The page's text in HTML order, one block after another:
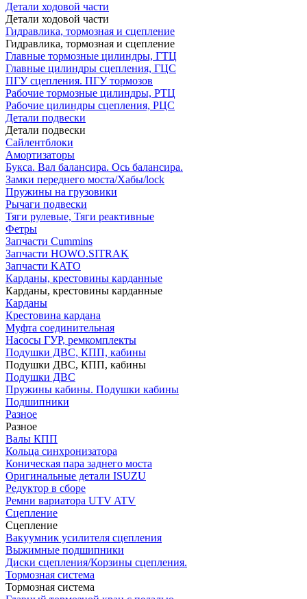
Детали ходовой части
Детали ходовой части
Гидравлика, тормозная и сцепление
Гидравлика, тормозная и сцепление
Главные тормозные цилиндры, ГТЦ
Главные цилиндры сцепления, ГЦС
ПГУ сцепления. ПГУ тормозов
Рабочие тормозные цилиндры, РТЦ
Рабочие цилиндры сцепления, РЦС
Детали подвески
Детали подвески
Cайлентблоки
Амортизаторы
Букса. Вал балансира. Ось балансира.
Замки переднего моста/Хабы/lock
Пружины на грузовики
Рычаги подвески
Тяги рулевые, Тяги реактивные
Фетры
Запчасти Cummins
Запчасти HOWO.SITRAK
Запчасти KATO
Карданы, крестовины карданные
Карданы, крестовины карданные
Карданы
Крестовина кардана
Муфта соединительная
Насосы ГУР, ремкомплекты
Подушки ДВС, КПП, кабины
Подушки ДВС, КПП, кабины
Подушки ДВС
Пружины кабины. Подушки кабины
Подшипники
Разное
Разное
Валы КПП
Кольца синхронизатора
Коническая пара заднего моста
Оригинальные детали ISUZU
Редуктор в сборе
Ремни вариатора UTV ATV
Сцепление
Сцепление
Вакуумник усилителя сцепления
Выжимные подшипники
Диски сцепления/Корзины сцепления.
Тормозная система
Тормозная система